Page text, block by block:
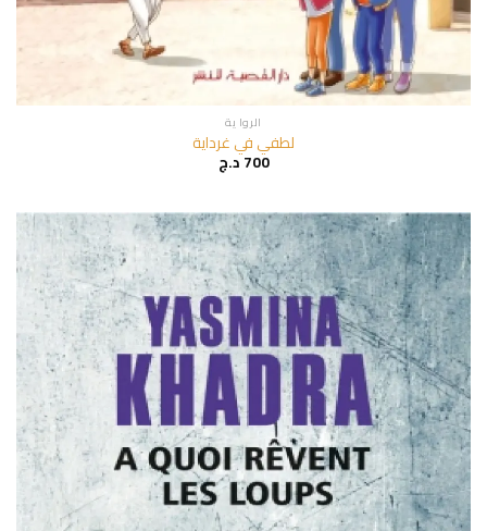
الروا ية
لطفي في غرداية
700د.ج